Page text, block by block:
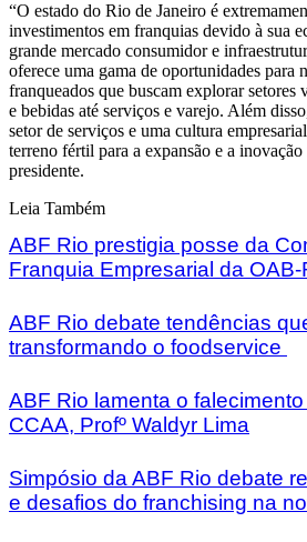
“O estado do Rio de Janeiro é
investimentos em franquias devido à sua
grande mercado consumidor e
oferece uma gama de oportunidades para
franqueados que buscam explorar setores
e bebidas até serviços e varejo. Além
setor de serviços e uma cultura
terreno fértil para a expansão e a
presidente.
Leia Também
ABF Rio prestigia posse da
Franquia Empresarial da OAB-
ABF Rio debate tendências
transformando o foodservice
ABF Rio lamenta o
CCAA, Profº Waldyr Lima
Simpósio da ABF Rio debate
e desafios do franchising na